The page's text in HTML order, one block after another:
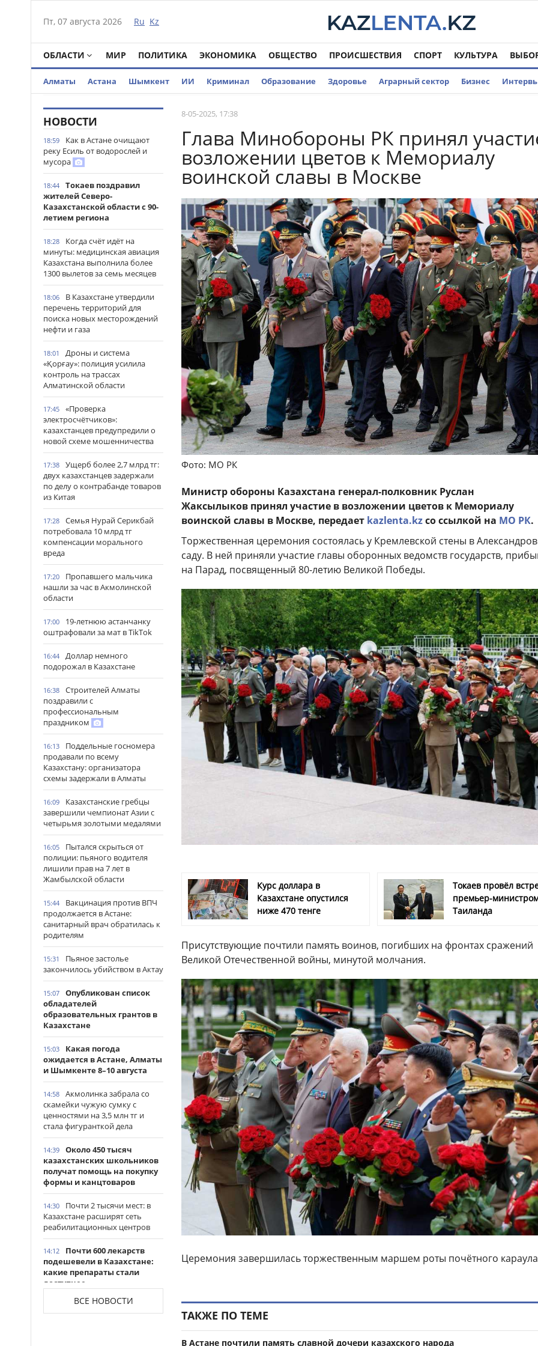
Пт, 07 августа 2026 Ru Kz
ОБЛАСТИ МИР ПОЛИТИКА ЭКОНОМИКА ОБЩЕСТВО ПРОИСШЕСТВИЯ СПОРТ КУЛЬТУРА
Алматы Астана Шымкент ИИ Криминал Образование Здоровье Аграрный сектор Бизнес
НОВОСТИ
18:59
Как в Астане очищают
реку Есиль от водорослей и
мусора
18:44
Токаев поздравил
жителей Северо-
Казахстанской области с 90-
летием региона
18:28
Когда счёт идёт на
минуты: медицинская авиация
Казахстана выполнила более
1300 вылетов за семь месяцев
18:06
В Казахстане утвердили
перечень территорий для
поиска новых месторождений
нефти и газа
18:01
Дроны и система
«Қорғау»: полиция усилила
контроль на трассах
Алматинской области
17:45
«Проверка
электросчётчиков»:
казахстанцев предупредили о
новой схеме мошенничества
17:38
Ущерб более 2,7 млрд тг:
двух казахстанцев задержали
по делу о контрабанде товаров
из Китая
17:28
Семья Нурай Серикбай
потребовала 10 млрд тг
компенсации морального
вреда
17:20
Пропавшего мальчика
нашли за час в Акмолинской
области
17:00
19-летнюю астанчанку
оштрафовали за мат в TikTok
16:44
Доллар немного
подорожал в Казахстане
16:38
Строителей Алматы
поздравили с
профессиональным
праздником
16:13
Поддельные госномера
продавали по всему
Казахстану: организатора
схемы задержали в Алматы
16:09
Казахстанские гребцы
завершили чемпионат Азии с
четырьмя золотыми медалями
16:05
Пытался скрыться от
полиции: пьяного водителя
лишили прав на 7 лет в
Жамбылской области
15:44
Вакцинация против ВПЧ
продолжается в Астане:
санитарный врач обратилась к
родителям
15:31
Пьяное застолье
закончилось убийством в Актау
15:07
Опубликован список
обладателей
образовательных грантов в
Казахстане
15:03
Какая погода
ожидается в Астане, Алматы
и Шымкенте 8–10 августа
14:58
Акмолинка забрала со
скамейки чужую сумку с
ценностями на 3,5 млн тг и
стала фигуранткой дела
14:39
Около 450 тысяч
казахстанских школьников
получат помощь на покупку
формы и канцтоваров
14:30
Почти 2 тысячи мест: в
Казахстане расширят сеть
реабилитационных центров
14:12
Почти 600 лекарств
подешевели в Казахстане:
какие препараты стали
доступнее
Казахстанские
таеквондисты завоевали
ВСЕ НОВОСТИ
8-05-2025, 17:38
Глава Минобороны РК принял
возложении цветов к Мемориалу
воинской славы в Москве
Фото: МО РК
Министр обороны Казахстана генерал-полковник Руслан
Жаксылыков принял участие в возложении цветов к Мемориалу
воинской славы в Москве, передает kazlenta.kzсо ссылкой на МО РК.
Торжественная церемония состоялась у Кремлевской стены в
саду. В ней приняли участие главы оборонных ведомств государств,
на Парад, посвященный 80-летию Великой Победы.
Курс доллара в
Казахстане опустился
ниже 470 тенге
Токаев провёл
премьер-
Таиланда
Присутствующие почтили память воинов, погибших на фронтах сражений
Великой Отечественной войны, минутой молчания.
Церемония завершиласьторжественным маршем роты почётного
ТАКЖЕ ПО ТЕМЕ
В Астане почтили память славной дочери казахского народа